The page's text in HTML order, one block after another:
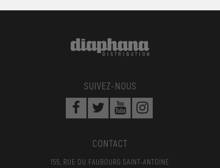
SUIVEZ-NOUS
CONTACT
155, RUE DU FAUBOURG SAINT-ANTOINE